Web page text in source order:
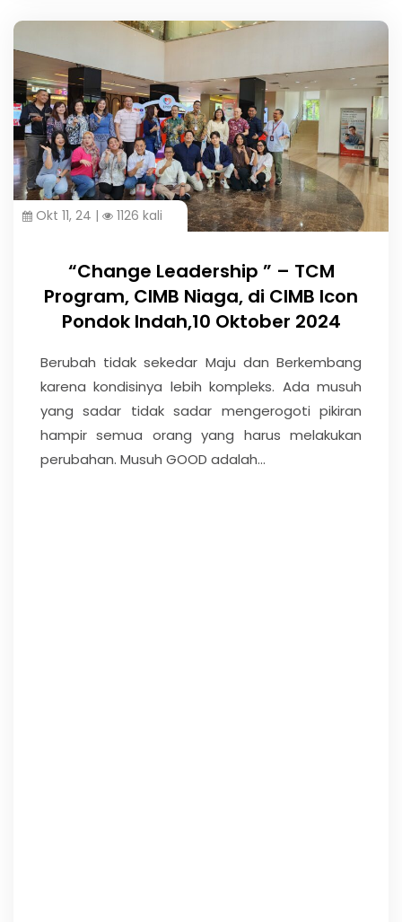
Okt 11, 24 | 1126 kali
“Change Leadership ” – TCM
Program, CIMB Niaga, di CIMB Icon
Pondok Indah,10 Oktober 2024
Berubah tidak sekedar Maju dan Berkembang
karena kondisinya lebih kompleks. Ada musuh
yang sadar tidak sadar mengerogoti pikiran
hampir semua orang yang harus melakukan
perubahan. Musuh GOOD adalah...